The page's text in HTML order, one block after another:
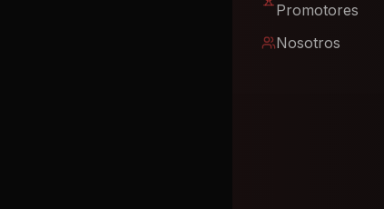
Promotores
Nosotros